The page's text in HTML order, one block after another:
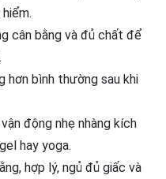
cân bằng và đủ chất để
hơn bình thường sau khi
động nhẹ nhàng kích
hay yoga.
hợp lý, ngủ đủ giấc và